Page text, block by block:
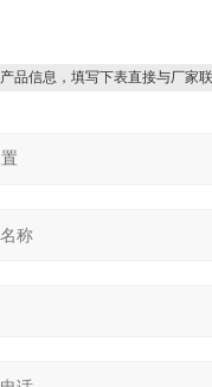
品信息，填写下表直接与厂家联